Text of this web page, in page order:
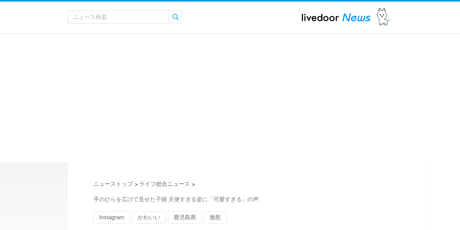
ニューストップ > ライフ総合ニュース >
手のひらを広げて見せた子猫 天使すぎる姿に「可愛すぎる」の声
Instagram かわいい 鹿児島県 激怒